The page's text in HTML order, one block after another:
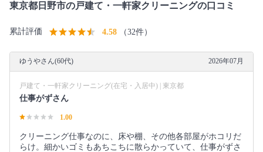
東京都日野市の戸建て・一軒家クリーニングの口コミ
累計評価 4.58 （32件）
ゆうやさん(60代) 2026年07月
戸建て・一軒家クリーニング(在宅・入居中) | 東京都
仕事がずさん
1.00
クリーニング仕事なのに、床や棚、その他各部屋がホコリだ
らけ。細かいゴミもあちこちに散らかっていて、仕事がずさ